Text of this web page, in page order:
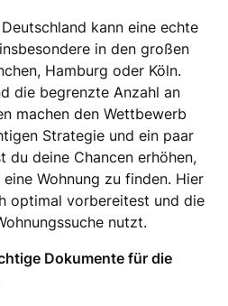
kann eine echte
in den großen
Hamburg oder Köln.
die begrenzte Anzahl an
machen den Wettbewerb
Strategie und ein paar
du deine Chancen erhöhen,
Wohnung zu finden. Hier
optimal vorbereitest und die
nutzt.
Dokumente für die